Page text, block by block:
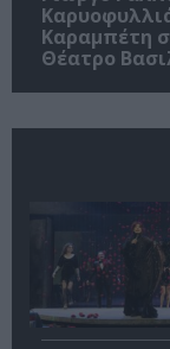
Καραμπέτη
Θέατρο